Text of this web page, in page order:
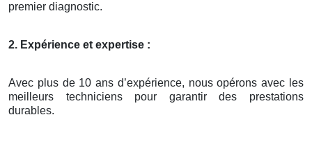
premier diagnostic.
2. Expérience et expertise :
Avec plus de 10 ans d’expérience, nous opérons avec les
meilleurs techniciens pour garantir des prestations
durables.